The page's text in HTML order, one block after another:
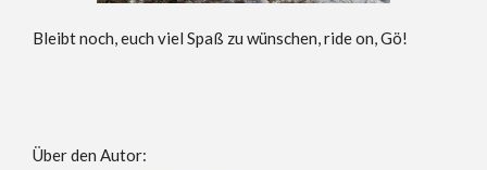
Bleibt noch, euch viel Spaß zu wünschen, ride on, Gö!
Über den Autor: